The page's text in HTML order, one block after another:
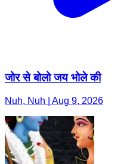
जोर से बोलो जय भोले की
Nuh, Nuh | Aug 9, 2026